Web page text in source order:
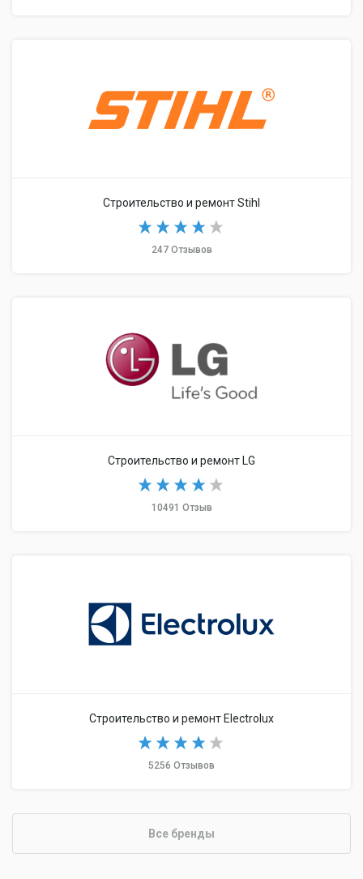
Строительство и ремонт Stihl
247 Отзывов
Строительство и ремонт LG
10491 Отзыв
Строительство и ремонт Electrolux
5256 Отзывов
Все бренды